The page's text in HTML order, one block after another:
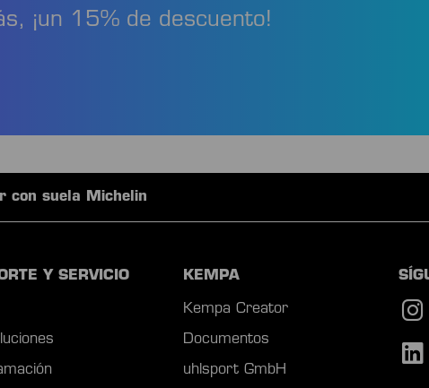
¡un 15% de descuento!
Y SERVICIO KEMPA
Kempa Creator
Documentos
uhlsport GmbH